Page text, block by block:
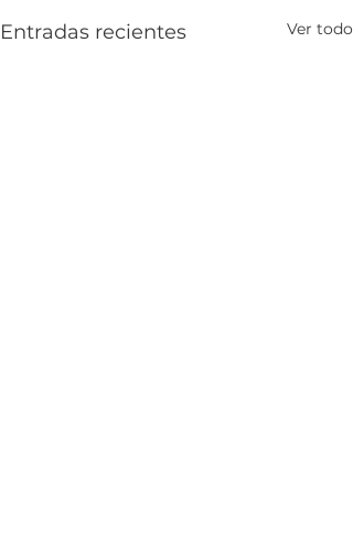
Entradas recientes Ver todo